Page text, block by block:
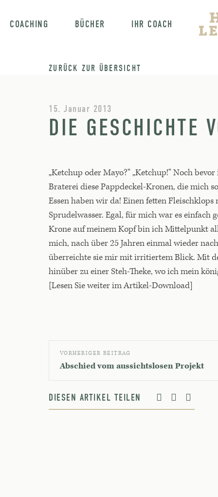
COACHING BÜCHER IHR COACH
ZURÜCK ZUR ÜBERSICHT
15. Januar 2013
DIE GESCHICHTE
„Ketchup oder Mayo?“ „Ketchup!“ Noch
Braterei diese Pappdeckel-Kronen, die mich
Essen haben wir da! Einen fetten
Sprudelwasser. Egal, für mich war es
Krone auf meinem Kopf bin ich Mittelpunkt
mich, nach über 25 Jahren einmal wieder
überreichte sie mir mit irritiertem Blick. Mit
hinüber zu einer Steh-Theke, wo ich mein
[Lesen Sie weiter im Artikel-Download]
VORHERIGER BEITRAG
Abschied vom aussichtslosen Projekt
DIESEN ARTIKEL TEILEN